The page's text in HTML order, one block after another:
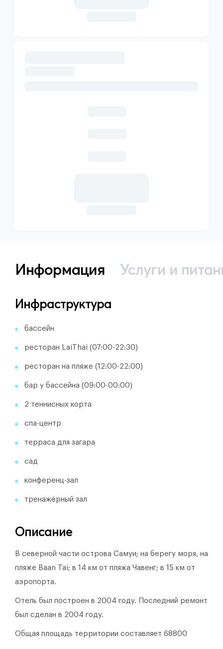
Информация Услуги и
Инфраструктура
бассейн
ресторан LaiThai (07:00-22:30)
ресторан на пляже (12:00-22:00)
бар у бассейна (09:00-00:00)
2 теннисных корта
спа-центр
терраса для загара
сад
конференц-зал
тренажёрный зал
Описание
В северной части острова Самуи; на берегу моря, на
пляже Baan Tai; в 14 км от пляжа Чавенг; в 15 км от
аэропорта.
Отель был построен в 2004 году.
Последний ремонт
был сделан в 2004 году.
Общая площадь территории составляет 68800